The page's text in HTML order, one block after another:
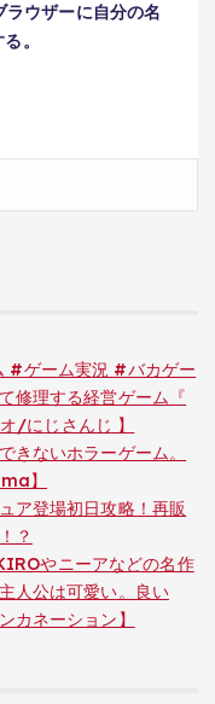
ウザーに自分の名
。
#ゲーム実況 #バカゲー
修理する経営ゲーム『
/にじさんじ 】
きないホラーゲーム。
】
ア登場初日攻略！再販
？
やニーアなどの名作
人公は可愛い。良い
カネーション】